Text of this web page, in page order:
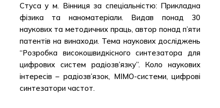
Стуса у м. Вінниця за спеціальністю: Прикладна
фізика та наноматеріали. Видав понад 30
наукових та методичних праць, автор понад п’яти
патентів на винаходи. Тема наукових досліджень
“Розробка високошвидкісного синтезатора для
цифрових систем радіозв’язку”. Коло наукових
інтересів – радіозв’язок, MIMO-системи, цифрові
синтезатори частот.